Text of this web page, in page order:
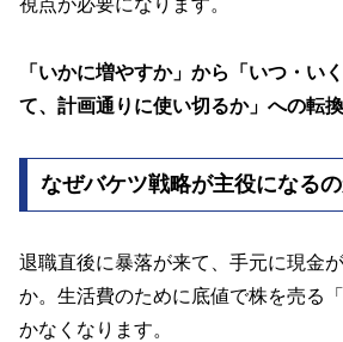
視点が必要になります。
「いかに増やすか」から「いつ・い
て、計画通りに使い切るか」への転換
なぜバケツ戦略が主役になる
退職直後に暴落が来て、手元に現金
か。生活費のために底値で株を売る
かなくなります。